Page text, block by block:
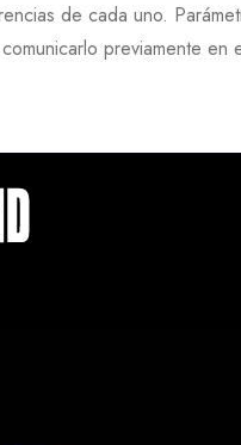
de cada uno.
previamente